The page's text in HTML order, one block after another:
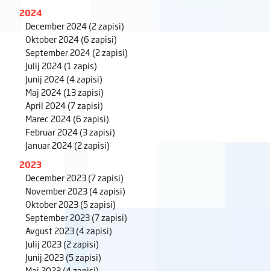
2024
December 2024(2 zapisi)
Oktober 2024(6 zapisi)
September 2024(2 zapisi)
Julij 2024(1 zapis)
Junij 2024(4 zapisi)
Maj 2024(13 zapisi)
April 2024(7 zapisi)
Marec 2024(6 zapisi)
Februar 2024(3 zapisi)
Januar 2024(2 zapisi)
2023
December 2023(7 zapisi)
November 2023(4 zapisi)
Oktober 2023(5 zapisi)
September 2023(7 zapisi)
Avgust 2023(4 zapisi)
Julij 2023(2 zapisi)
Junij 2023(5 zapisi)